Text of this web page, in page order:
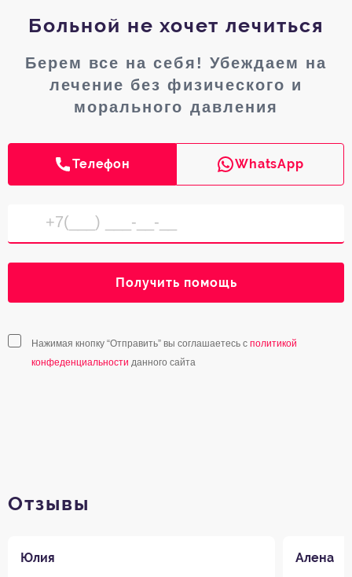
Больной не хочет лечиться
Берем все на себя! Убеждаем на
лечение без физического и
морального давления
Телефон WhatsApp
Получить помощь
Нажимая кнопку “Отправить” вы соглашаетесь с политикой
конфеденциальности данного сайта
Отзывы
Юлия Алена